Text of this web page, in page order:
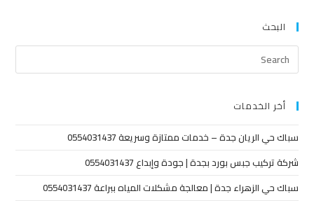
البحث
أخر الخدمات
سباك حي الريان جدة – خدمات ممتازة وسريعة 0554031437
شركة تركيب جبس بورد بجدة | جودة وإبداع 0554031437
سباك حي الزهراء جدة | معالجة مشكلات المياه ببراعة 0554031437